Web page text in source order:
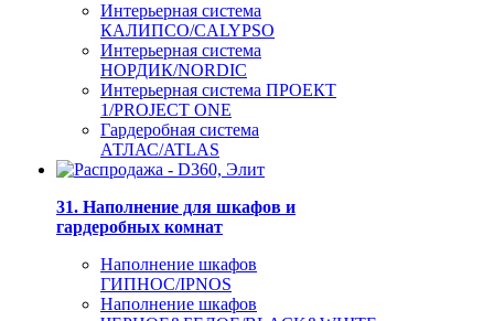
Интерьерная система
КАЛИПСО/CALYPSO
Интерьерная система
НОРДИК/NORDIC
Интерьерная система ПРОЕКТ
1/PROJECT ONE
Гардеробная система
АТЛАС/ATLAS
31. Наполнение для шкафов и
гардеробных комнат
Наполнение шкафов
ГИПНОС/IPNOS
Наполнение шкафов